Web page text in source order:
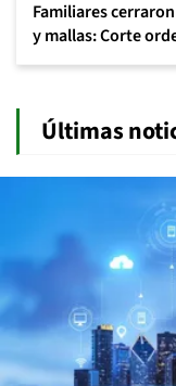
Familiares
y mallas: Corte
Últimas